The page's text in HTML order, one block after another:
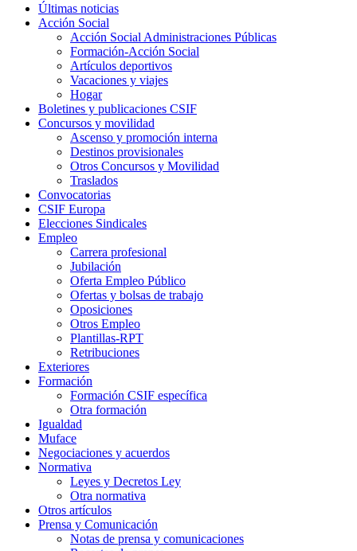
Últimas noticias
Acción Social
Acción Social Administraciones Públicas
Formación-Acción Social
Artículos deportivos
Vacaciones y viajes
Hogar
Boletines y publicaciones CSIF
Concursos y movilidad
Ascenso y promoción interna
Destinos provisionales
Otros Concursos y Movilidad
Traslados
Convocatorias
CSIF Europa
Elecciones Sindicales
Empleo
Carrera profesional
Jubilación
Oferta Empleo Público
Ofertas y bolsas de trabajo
Oposiciones
Otros Empleo
Plantillas-RPT
Retribuciones
Exteriores
Formación
Formación CSIF específica
Otra formación
Igualdad
Muface
Negociaciones y acuerdos
Normativa
Leyes y Decretos Ley
Otra normativa
Otros artículos
Prensa y Comunicación
Notas de prensa y comunicaciones